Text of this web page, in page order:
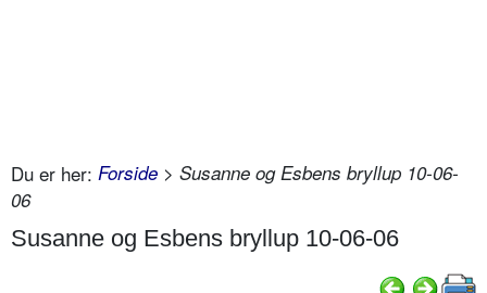
Du er her: Forside > Susanne og Esbens bryllup 10-06-
06
Susanne og Esbens bryllup 10-06-06